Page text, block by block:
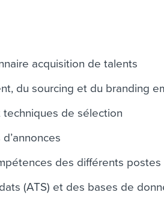
acquisition de talents
du sourcing et du branding
de sélection
des différents postes
(ATS) et des bases de